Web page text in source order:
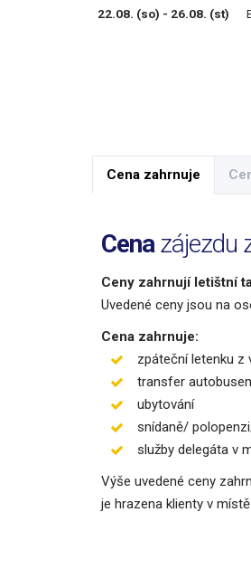
22.08. (so) - 26.08. (st)
Cena zahrnuje
Cenazájezdu
Ceny zahrnují letištní
Uvedené ceny jsou na
Cena zahrnuje:
zpáteční letenku z
transfer
ubytování
snídaně/
služby delegáta v
Výše uvedené ceny
je hrazena klienty v